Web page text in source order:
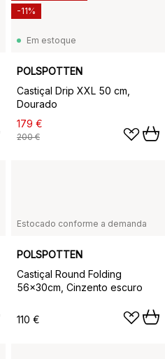
Em estoque
POLSPOTTEN
Castiçal Drip XXL 50 cm,
Dourado
179 €
200 €
-11%
Estocado conforme a demanda
POLSPOTTEN
Castiçal Round Folding
56x30cm, Cinzento escuro
110 €